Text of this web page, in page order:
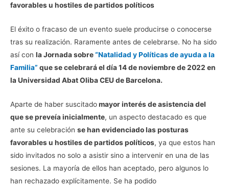
favorables u hostiles de partidos políticos
El éxito o fracaso de un evento suele producirse o conocerse
tras su realización. Raramente antes de celebrarse. No ha sido
así con la Jornada sobre“Natalidad y Políticas de ayuda a la
Familia” que se celebrará el día 14 de noviembre de 2022 en
la Universidad Abat Oliba CEU de Barcelona.
Aparte de haber suscitadomayor interés de asistencia del
que se preveía inicialmente, un aspecto destacado es que
ante su celebración se han evidenciado las posturas
favorables u hostiles de partidos políticos, ya que estos han
sido invitados no solo a asistir sino a intervenir en una de las
sesiones. La mayoría de ellos han aceptado, pero algunos lo
han rechazado explícitamente. Se ha podido